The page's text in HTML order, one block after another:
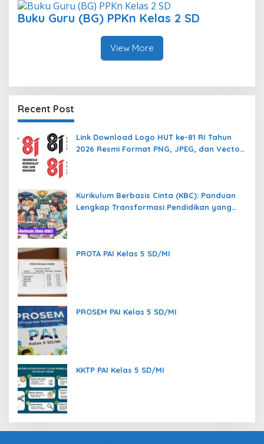
Buku Guru (BG) PPKn Kelas 2 SD
View More
Recent Post
Link Download Logo HUT ke-81 RI Tahun
2026 Resmi Format PNG, JPEG, dan Vector
Kurikulum Berbasis Cinta (KBC): Panduan
Lengkap Transformasi Pendidikan yang
PROTA PAI Kelas 5 SD/MI
PROSEM PAI Kelas 5 SD/MI
KKTP PAI Kelas 5 SD/MI